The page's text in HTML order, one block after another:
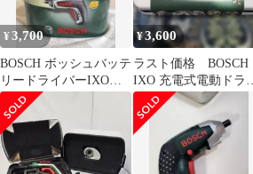
¥3,700
BOSCH ボッシュバッテ
リードライバーIXO４
型 セット＋トルクアダ
プター
¥3,600
ラスト価格 BOSCH
IXO 充電式電動ドライ
バー 本体 ケース付き